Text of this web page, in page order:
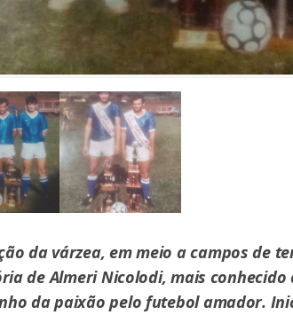
da várzea, em meio a campos de
de Almeri Nicolodi, mais conhecido
da paixão pelo futebol amador.